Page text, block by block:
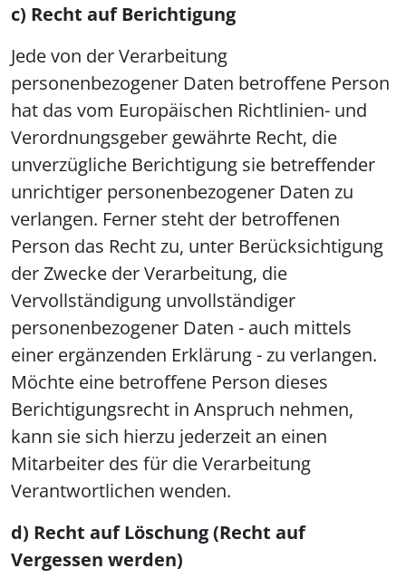
c) Recht auf Berichtigung
Jede von der Verarbeitung
personenbezogener Daten betroffene Person
hat das vom Europäischen Richtlinien- und
Verordnungsgeber gewährte Recht, die
unverzügliche Berichtigung sie betreffender
unrichtiger personenbezogener Daten zu
verlangen. Ferner steht der betroffenen
Person das Recht zu, unter Berücksichtigung
der Zwecke der Verarbeitung, die
Vervollständigung unvollständiger
personenbezogener Daten - auch mittels
einer ergänzenden Erklärung - zu verlangen.
Möchte eine betroffene Person dieses
Berichtigungsrecht in Anspruch nehmen,
kann sie sich hierzu jederzeit an einen
Mitarbeiter des für die Verarbeitung
Verantwortlichen wenden.
d) Recht auf Löschung (Recht auf
Vergessen werden)